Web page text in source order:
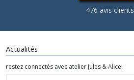
476 avis clients
Actualités
restez connectés avec atelier Jules & Alice!